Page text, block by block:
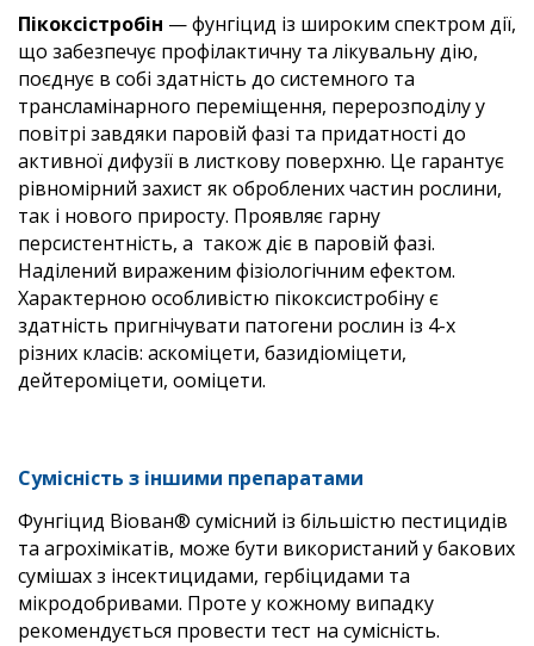
Пікоксістробін — фунгіцид із широким спектром дії,
що забезпечує профілактичну та лікувальну дію,
поєднує в собі здатність до системного та
трансламінарного переміщення, перерозподілу у
повітрі завдяки паровій фазі та придатності до
активної дифузії в листкову поверхню. Це гарантує
рівномірний захист як оброблених частин рослини,
так і нового приросту. Проявляє гарну
персистентність, а також діє в паровій фазі.
Наділений вираженим фізіологічним ефектом.
Характерною особливістю пікоксистробіну є
здатність пригнічувати патогени рослин із 4-х
різних класів: аскоміцети, базидіоміцети,
дейтероміцети, ооміцети.
Сумісність з іншими препаратами
Фунгіцид Віован® сумісний із більшістю пестицидів
та агрохімікатів, може бути використаний у бакових
сумішах з інсектицидами, гербіцидами та
мікродобривами. Проте у кожному випадку
рекомендується провести тест на сумісність.